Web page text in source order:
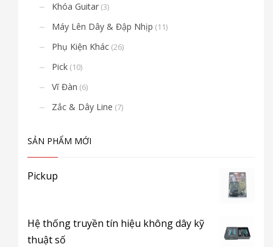
Khóa Guitar (3)
Máy Lên Dây & Đập Nhịp (11)
Phụ Kiện Khác (26)
Pick (10)
Vĩ Đàn (6)
Zắc & Dây Line (7)
SẢN PHẨM MỚI
Pickup
Hệ thống truyền tín hiệu không dây kỹ
thuật số